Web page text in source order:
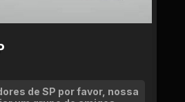
de SP por favor, nossa